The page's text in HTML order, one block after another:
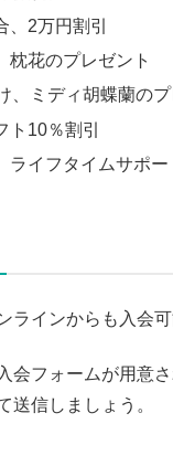
、2万円割引
枕花のプレゼント
、ミディ胡蝶蘭のプ
ト10％割引
ライフタイムサポー
ラインからも入会可
会フォームが用意
送信しましょう。